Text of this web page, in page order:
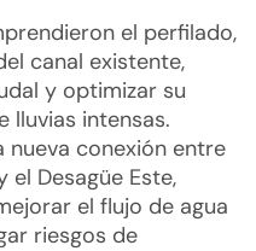
el perfilado,
canal existente,
y optimizar su
lluvias intensas.
nueva conexión entre
el Desagüe Este,
el flujo de agua
riesgos de